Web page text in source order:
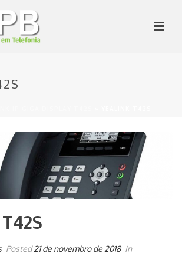
Posted21 de novembro de 2018 In